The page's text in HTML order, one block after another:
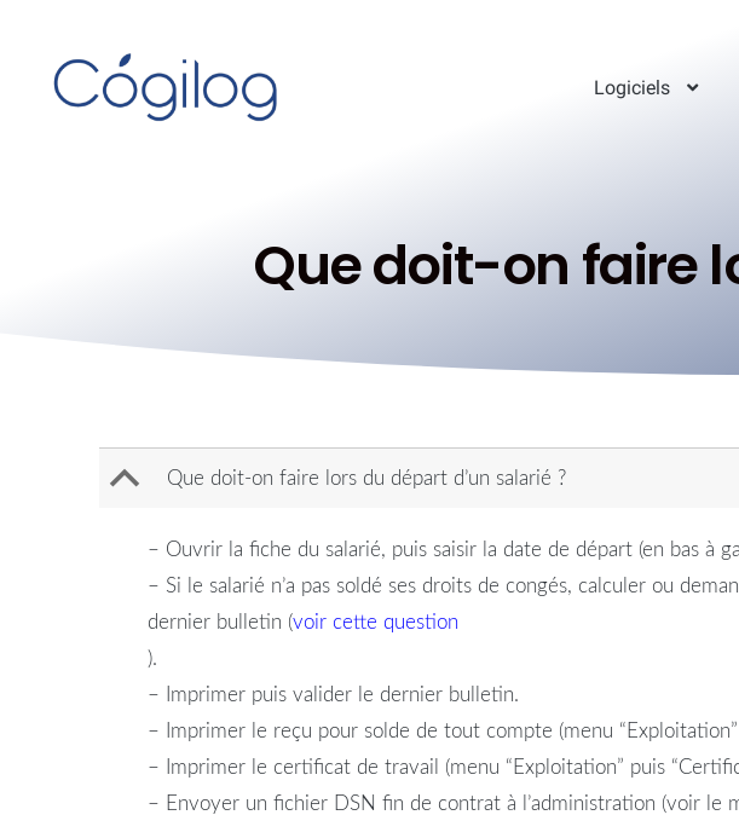
Logiciels
Que doit-on faire
B Que doit-on faire lors du départ d’un salarié ?
– Ouvrir la fiche du salarié, puis saisir la date de départ (en bas à
– Si le salarié n’a pas soldé ses droits de congés, calculer ou
dernier bulletin (voir cette question
).
– Imprimer puis valider le dernier bulletin.
– Imprimer le reçu pour solde de tout compte (menu
– Imprimer le certificat de travail (menu “Exploitation” puis
– Envoyer un fichier DSN fin de contrat à l’administration (voir le